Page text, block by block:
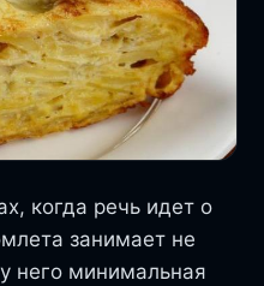
когда речь идет о
занимает не
него минимальная